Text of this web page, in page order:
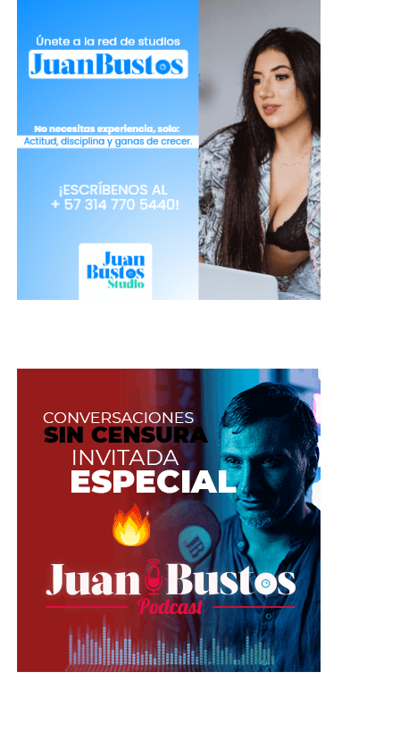
Las apps traductoras son prácticas y de fácil
manejo, lo que te facilita tu estadía en cualquier
parte del mundo. No sólo podrás entender el
inglés, sino el árabe y chino.